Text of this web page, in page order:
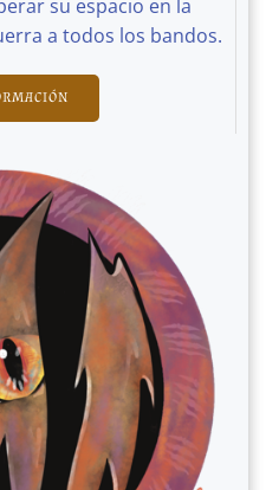
su espacio en la
a todos los bandos.